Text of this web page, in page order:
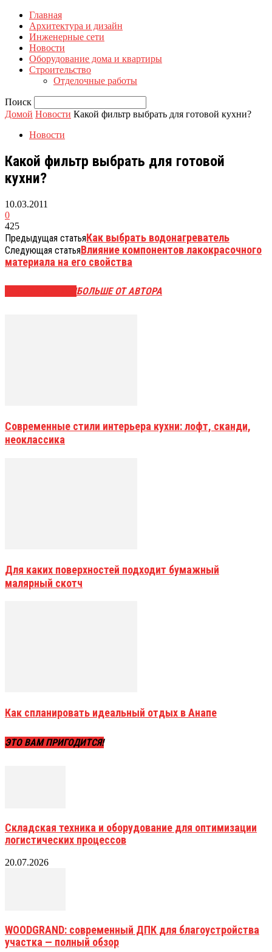
Главная
Архитектура и дизайн
Инженерные сети
Новости
Оборудование дома и квартиры
Строительство
Отделочные работы
Поиск
Домой Новости Какой фильтр выбрать для готовой кухни?
Новости
Какой фильтр выбрать для готовой
кухни?
10.03.2011
0
425
Предыдущая статьяКак выбрать водонагреватель
Следующая статьяВлияние компонентов лакокрасочного
материала на его свойства
БОЛЬШЕ ОТ АВТОРА
Современные стили интерьера кухни: лофт, сканди,
неоклассика
Для каких поверхностей подходит бумажный
малярный скотч
Как спланировать идеальный отдых в Анапе
ЭТО ВАМ ПРИГОДИТСЯ!
Складская техника и оборудование для оптимизации
логистических процессов
20.07.2026
WOODGRAND: современный ДПК для благоустройства
участка — полный обзор